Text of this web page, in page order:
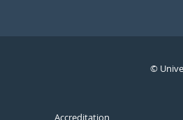
©
Accreditation